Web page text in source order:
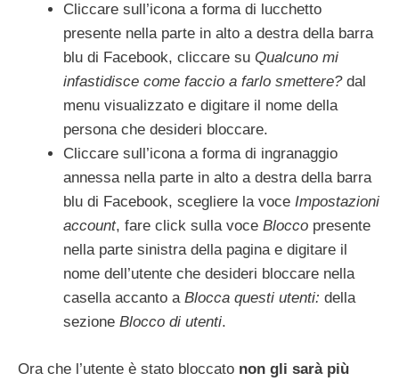
Cliccare sull’icona a forma di lucchetto
presente nella parte in alto a destra della barra
blu di Facebook, cliccare su Qualcuno mi
infastidisce come faccio a farlo smettere?dal
menu visualizzato e digitare il nome della
persona che desideri bloccare.
Cliccare sull’icona a forma di ingranaggio
annessa nella parte in alto a destra della barra
blu di Facebook, scegliere la voce Impostazioni
account, fare click sulla voce Blocco presente
nella parte sinistra della pagina e digitare il
nome dell’utente che desideri bloccare nella
casella accanto a Blocca questi utenti: della
sezione Blocco di utenti.
Ora che l’utente è stato bloccato non gli sarà più